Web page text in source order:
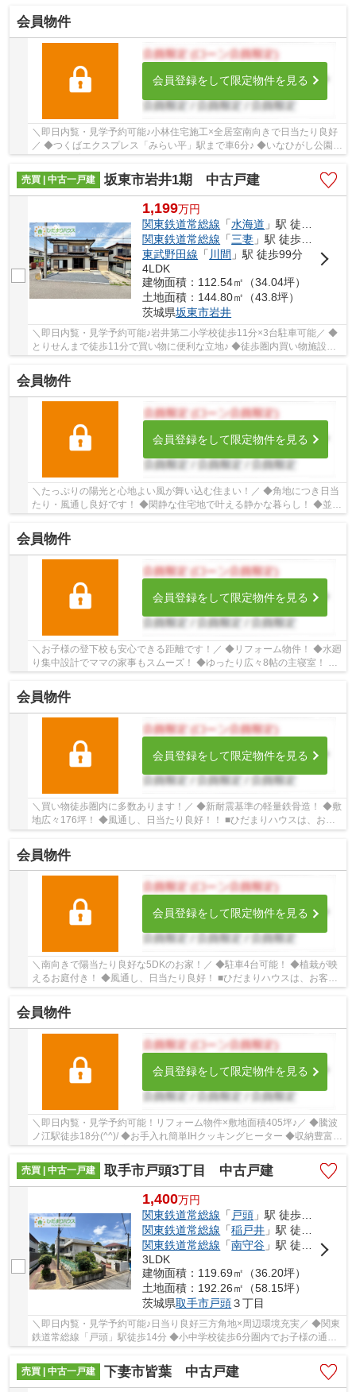
会員物件
会員登録をして限定物件を見る
＼即日内覧・見学予約可能♪小林住宅施工×全居室南向きで日当たり良好
／ ◆つくばエクスプレス「みらい平」駅まで車6分♪ ◆いなひがし公園徒
売買 | 中古一戸建
坂東市岩井1期 中古戸建
1,199万円
関東鉄道常総線 「水海道 」駅 徒歩99分車21分 13.0km
関東鉄道常総線 「三妻 」駅 徒歩99分
東武野田線 「 川間 」駅 徒歩99分
4LDK
建物面積：112.54㎡（34.04坪）
土地面積：144.80㎡（43.8坪）
茨城県坂東市岩井
＼即日内覧・見学予約可能♪岩井第二小学校徒歩11分×3台駐車可能／ ◆
とりせんまで徒歩11分で買い物に便利な立地♪ ◆徒歩圏内買い物施設多
会員物件
会員登録をして限定物件を見る
＼たっぷりの陽光と心地よい風が舞い込む住まい！／ ◆角地につき日当
たり・風通し良好です！ ◆閑静な住宅地で叶える静かな暮らし！ ◆並列
駐車場を完備！ ■ひだまりハウスは、お客様...
会員物件
会員登録をして限定物件を見る
＼お子様の登下校も安心できる距離です！／ ◆リフォーム物件！ ◆水廻
り集中設計でママの家事もスムーズ！ ◆ゆったり広々8帖の主寝室！ ■
ひだまりハウスは、お客様一人ひとりの幸せを...
会員物件
会員登録をして限定物件を見る
＼買い物徒歩圏内に多数あります！／ ◆新耐震基準の軽量鉄⾻造！ ◆敷
地広々176坪！ ◆風通し、日当たり良好！！ ■ひだまりハウスは、お客
様一人ひとりの幸せを描くマイホームを叶える...
会員物件
会員登録をして限定物件を見る
＼南向きで陽当たり良好な5DKのお家！／ ◆駐車4台可能！ ◆植栽が映
えるお庭付き！ ◆風通し、日当たり良好！ ■ひだまりハウスは、お客様
会員物件
会員登録をして限定物件を見る
＼即日内覧・見学予約可能！リフォーム物件×敷地面積405坪♪／ ◆騰波
ノ江駅徒歩18分(^^)/ ◆お手入れ簡単IHクッキングヒーター ◆収納豊富な
売買 | 中古一戸建
取手市戸頭3丁目 中古戸建
1,400万円
関東鉄道常総線 「 戸頭 」駅 徒歩14分
関東鉄道常総線 「稲戸井 」駅 徒歩17分
関東鉄道常総線 「南守谷 」駅 徒歩28分
3LDK
建物面積：119.69㎡（36.20坪）
土地面積：192.26㎡（58.15坪）
茨城県取手市戸頭３丁目
＼即日内覧・見学予約可能♪日当り良好三方角地×周辺環境充実／ ◆関東
鉄道常総線「戸頭」駅徒歩14分 ◆小中学校徒歩6分圏内でお子様の通学
売買 | 中古一戸建
下妻市皆葉 中古戸建